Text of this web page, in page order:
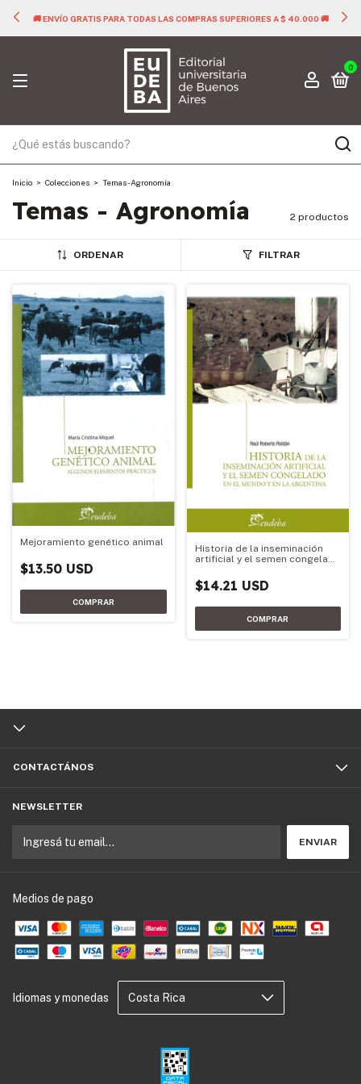
🚚 ENVÍO GRATIS PARA TODAS LAS COMPRAS SUPERIORES A $ 40.000 🚚
0
Inicio > Colecciones > Temas - Agronomía
Temas - Agronomía 2 productos
ORDENAR FILTRAR
Mejoramiento genético animal
$13.50 USD
Historia de la inseminación
artificial y el semen congelado
$14.21 USD
CONTACTÁNOS
NEWSLETTER
Medios de pago
Idiomas y monedas